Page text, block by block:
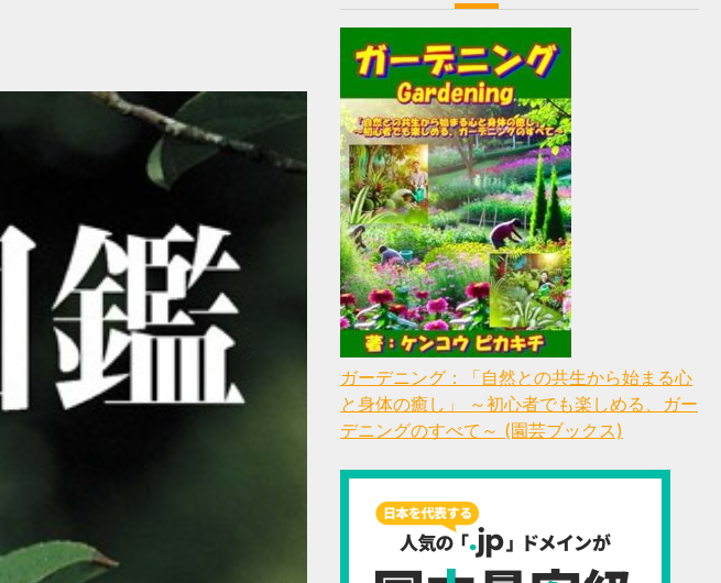
ガーデニング：「自然との共生から始まる心
と身体の癒し」 ～初心者でも楽しめる、ガー
デニングのすべて～ (園芸ブックス)